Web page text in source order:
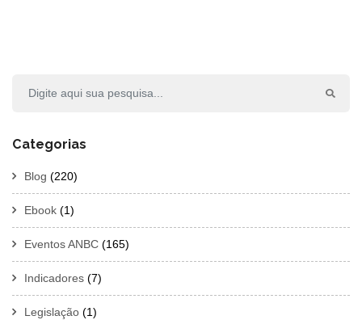
Categorias
Blog (220)
Ebook (1)
Eventos ANBC (165)
Indicadores (7)
Legislação (1)